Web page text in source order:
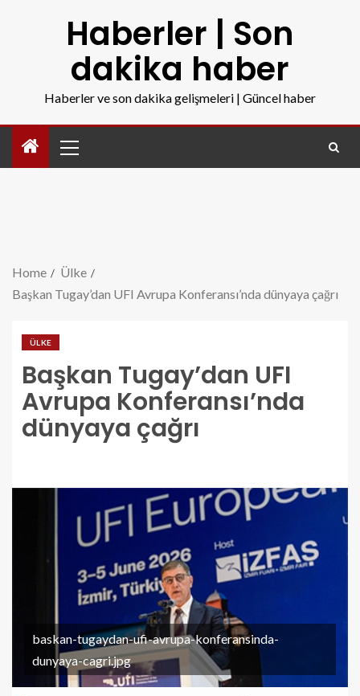
Haberler | Son
dakika haber
Haberler ve son dakika gelişmeleri | Güncel haber
Home
Ülke
Başkan Tugay’dan UFI Avrupa Konferansı’nda dünyaya çağrı
ÜLKE
Başkan Tugay’dan UFI
Avrupa Konferansı’nda
dünyaya çağrı
baskan-tugaydan-ufi-avrupa-konferansinda-
dunyaya-cagri.jpg